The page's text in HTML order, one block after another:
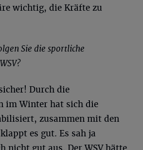
wichtig, die Kräfte zu
Sie die sportliche
Durch die
im Winter hat sich die
zusammen mit den
es gut. Es sah ja